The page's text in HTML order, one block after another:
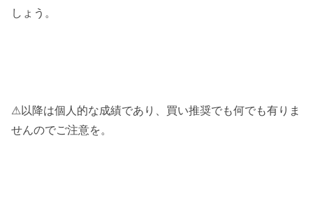
しょう。
⚠以降は個人的な成績であり、買い推奨でも何でも有りま
せんのでご注意を。